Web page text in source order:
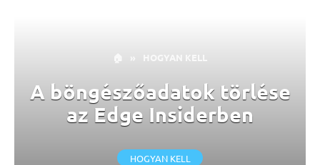
🏠 HOGYAN KELL
A böngészőadatok törlése
az Edge Insiderben
HOGYAN KELL